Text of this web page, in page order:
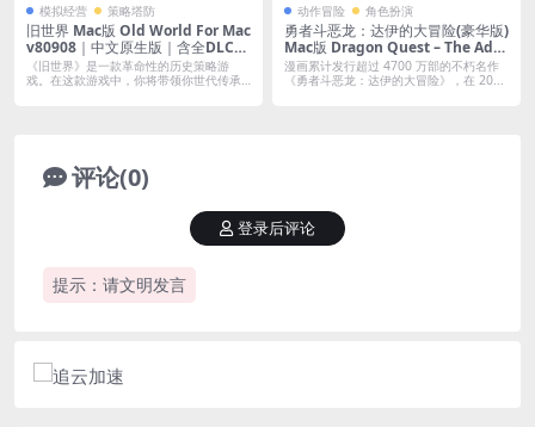
模拟经营 策略塔防
旧世界 Mac版 Old World For Mac
v80908｜中文原生版｜含全DLC｜
真实的历史4X策略游戏
《旧世界》是一款革命性的历史策略游
戏。在这款游戏中，你将带领你世代传承
动作冒险 角色扮演
勇者斗恶龙：达伊的大冒险(豪华版)
Mac版 Dragon Quest – The Adv
enture of Dai: Digital Deluxe Ed
ition v1.0.3｜全DLC
漫画累计发行超过 4700 万部的不朽名作
《勇者斗恶龙：达伊的大冒险》，在 20...
评论(0)
提示：请文明发言
登录后评论